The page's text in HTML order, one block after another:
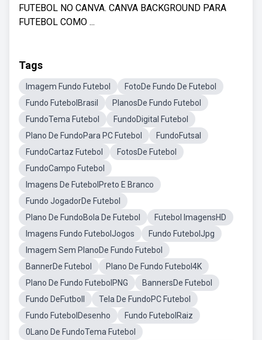
FUTEBOL NO CANVA. CANVA BACKGROUND PARA
FUTEBOL COMO ...
Tags
Imagem Fundo Futebol
FotoDe Fundo De Futebol
Fundo FutebolBrasil
PlanosDe Fundo Futebol
FundoTema Futebol
FundoDigital Futebol
Plano De FundoPara PC Futebol
FundoFutsal
FundoCartaz Futebol
FotosDe Futebol
FundoCampo Futebol
Imagens De FutebolPreto E Branco
Fundo JogadorDe Futebol
Plano De FundoBola De Futebol
Futebol ImagensHD
Imagens Fundo FutebolJogos
Fundo FutebolJpg
Imagem Sem PlanoDe Fundo Futebol
BannerDe Futebol
Plano De Fundo Futebol4K
Plano De Fundo FutebolPNG
BannersDe Futebol
Fundo DeFutboll
Tela De FundoPC Futebol
Fundo FutebolDesenho
Fundo FutebolRaiz
0Lano De FundoTema Futebol